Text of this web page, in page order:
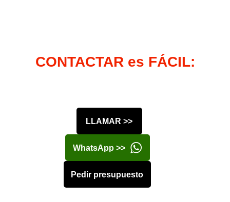
CONTACTAR es FÁCIL:
LLAMAR >>
WhatsApp >>
Pedir presupuesto